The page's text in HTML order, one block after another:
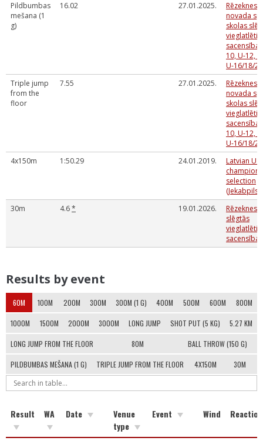
Pildbumbas
mešana (1
g)
16.02 27.01.2025.
Rēzeknes
novada
skolas
10, U-12,
U-16/18/
Triple jump
from the
floor
7.55 27.01.2025.
Rēzeknes
novada
skolas
10, U-12,
U-16/18/
4x150m
1:50.29 24.01.2019.
Latvian
selection
(Jekabpils
30m
4.6* 19.01.2026.
Rēzeknes
slēgtās
sacensības
Results by event
60M 100M 200M 300M 300M (1 G) 400M 500M 600M 800M
1000M 1500M 2000M 3000M LONG JUMP SHOT PUT (5 KG) 5.27 KM
LONG JUMP FROM THE FLOOR 80M BALL THROW (150 G)
PILDBUMBAS MEŠANA (1 G) TRIPLE JUMP FROM THE FLOOR 4X150M 30M
Result WA Date
Venue
type
Event Wind Reaction